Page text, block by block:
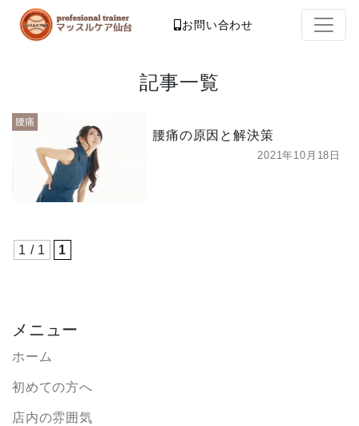
お問い合わせ
記事一覧
腰痛
腰痛の原因と解決策
2021年10月18日
1 / 1 1
メニュー
ホーム
初めての方へ
店内の雰囲気